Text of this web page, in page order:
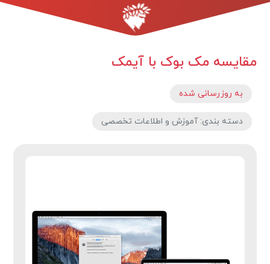
مقایسه مک بوک با آیمک
به روزرسانی شده
دسته بندی: آموزش و اطلاعات تخصصی